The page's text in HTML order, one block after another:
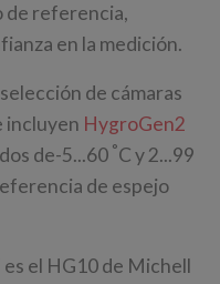
referencia,
en la medición.
de cámaras
incluyen HygroGen2
de-5...60 °C y 2...99
de espejo
es el HG10 de Michell